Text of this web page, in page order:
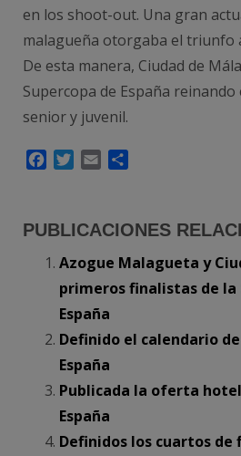
en los shoot-out. Una gran
malagueña otorgaba el triunfo
De esta manera, Ciudad de
Supercopa de España
senior y juvenil.
FacebookTwitter
Email
PUBLICACIONES
Azogue Malagueta y
primeros finalistas de la
España
Definido el calendario
España
Publicada la oferta
España
Definidos los cuartos de